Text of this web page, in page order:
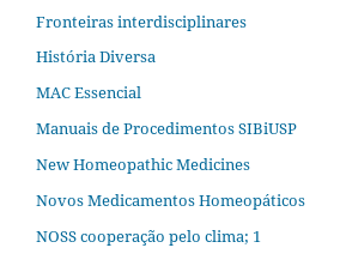
Fronteiras interdisciplinares
História Diversa
MAC Essencial
Manuais de Procedimentos SIBiUSP
New Homeopathic Medicines
Novos Medicamentos Homeopáticos
NOSS cooperação pelo clima; 1